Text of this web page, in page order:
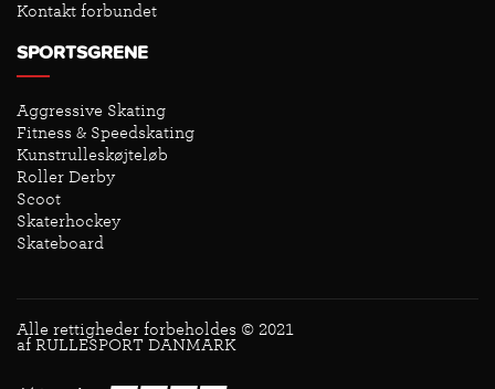
Kontakt forbundet
SPORTSGRENE
Aggressive Skating
Fitness & Speedskating
Kunstrulleskøjteløb
Roller Derby
Scoot
Skaterhockey
Skateboard
Alle rettigheder forbeholdes © 2021
af RULLESPORT DANMARK